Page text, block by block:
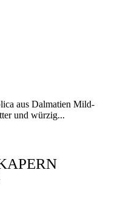
aus Dalmatien Mild-
und würzig...